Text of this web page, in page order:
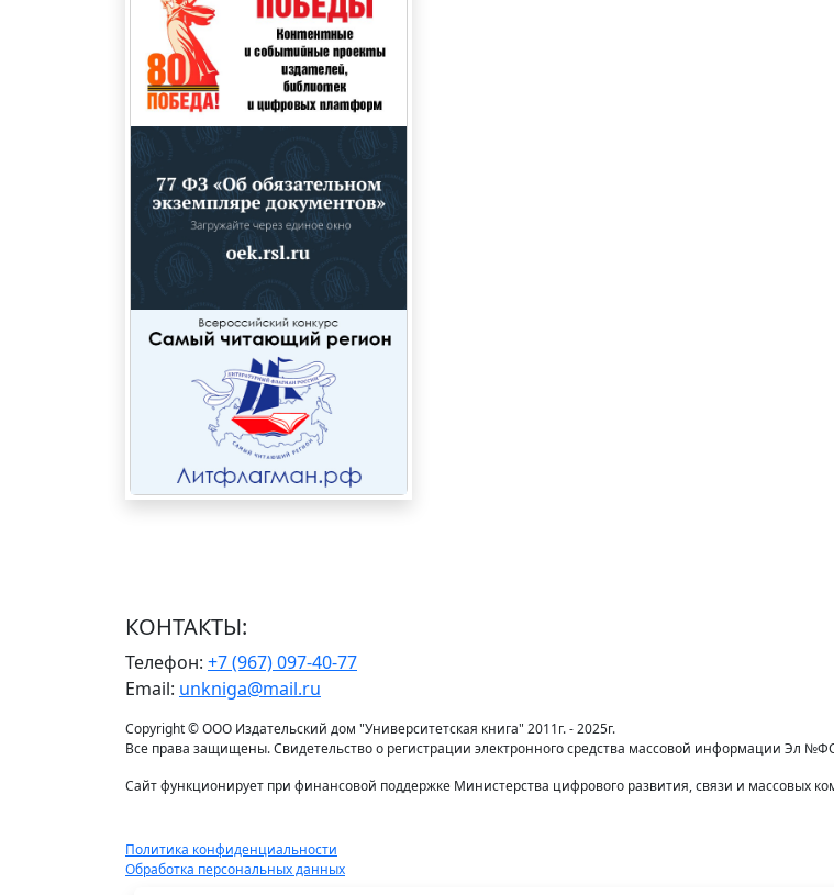
КОНТАКТЫ:
Телефон: +7 (967) 097-40-77
Email: unkniga@mail.ru
Copyright © ООО Издательский дом "Университетская книга" 2011г. - 2025г.
Все права защищены. Свидетельство о регистрации электронного средства массовой информации Эл
Сайт функционирует при финансовой поддержке Министерства цифрового развития, связи и массовых
Политика конфиденциальности
Обработка персональных данных